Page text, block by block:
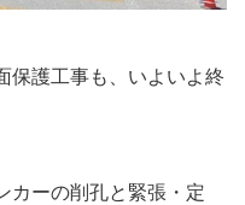
保護工事も、いよいよ終
カーの削孔と緊張・定